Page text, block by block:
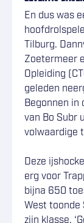
En dus was
Tilburg.
Zoetermeer
Opleiding
geleden
Begonnen in
van Bo Subr
volwaardige
Deze
erg voor
bijna 650
West toonde
zijn klasse.